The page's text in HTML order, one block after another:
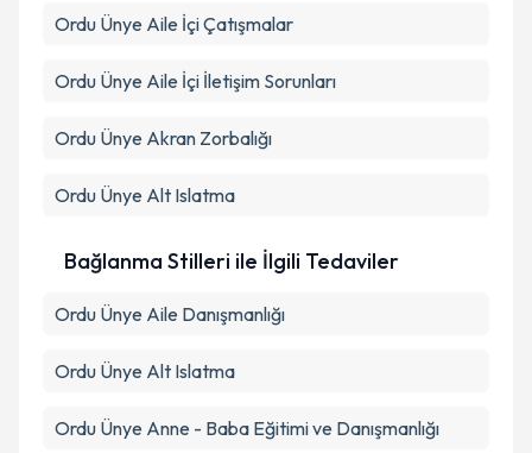
Ordu Ünye Aile İçi Çatışmalar
Ordu Ünye Aile İçi İletişim Sorunları
Ordu Ünye Akran Zorbalığı
Ordu Ünye Alt Islatma
Bağlanma Stilleri ile İlgili Tedaviler
Ordu Ünye Aile Danışmanlığı
Ordu Ünye Alt Islatma
Ordu Ünye Anne - Baba Eğitimi ve Danışmanlığı